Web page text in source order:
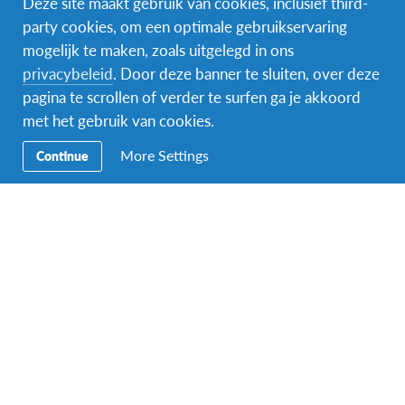
FacebookInstagramMessenger
Secundaire
Navigatie
Naar het buitenland
Word gastgezin
party cookies, om een optimale gebruikservaring
mogelijk te maken, zoals uitgelegd in ons
privacybeleid. Door deze banner te sluiten, over deze
pagina te scrollen of verder te surfen ga je akkoord
met het gebruik van cookies.
Continue More Settings